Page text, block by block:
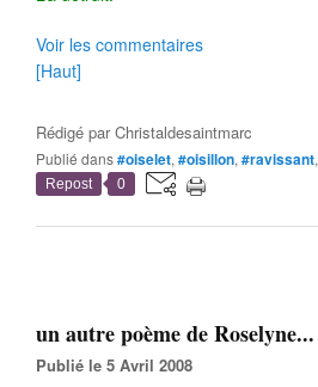
Voir les commentaires
[Haut]
Rédigé parChristaldesaintmarc
Publié dans#oiselet, #oisillon, #ravissant,
Repost 0
un autre poème de Roselyne...
Publié le 5 Avril 2008